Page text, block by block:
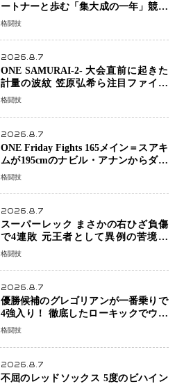
ートナーと歩む「集大成の一年」競技
生活を支える存在に感謝
格闘技
2026.8.7
ONE SAMURAI-2- 大会直前に起きた
計量の波紋 笠原弘希ら注目ファイタ
ーは契約体重で決戦へ、山本歩夢と平
格闘技
2026.8.7
ONE Friday Fights 165メイン＝スアキ
ムが195cmのナビル・アナンからダウ
ン奪取！猛反撃を耐え抜き判定勝利、
格闘技
2026.8.7
スーパーレック まさかの右ひざ負傷
で4連敗 元王者として異例の苦境…
「アクシデント」でも消えない危険信
格闘技
2026.8.7
優勝候補のグレゴリアンが一番乗りで
4強入り！ 徹底したローキックでウス
ビャンを攻略、判定勝利
格闘技
2026.8.7
不屈のレッドソックス 5度のビハイン